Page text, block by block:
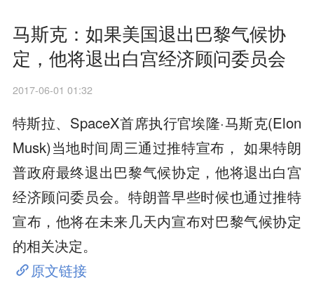
马斯克：如果美国退出巴黎气候协
定，他将退出白宫经济顾问委员会
2017-06-01 01:32
特斯拉、SpaceX首席执行官埃隆·马斯克(Elon
Musk)当地时间周三通过推特宣布， 如果特朗
普政府最终退出巴黎气候协定，他将退出白宫
经济顾问委员会。特朗普早些时候也通过推特
宣布，他将在未来几天内宣布对巴黎气候协定
的相关决定。
原文链接